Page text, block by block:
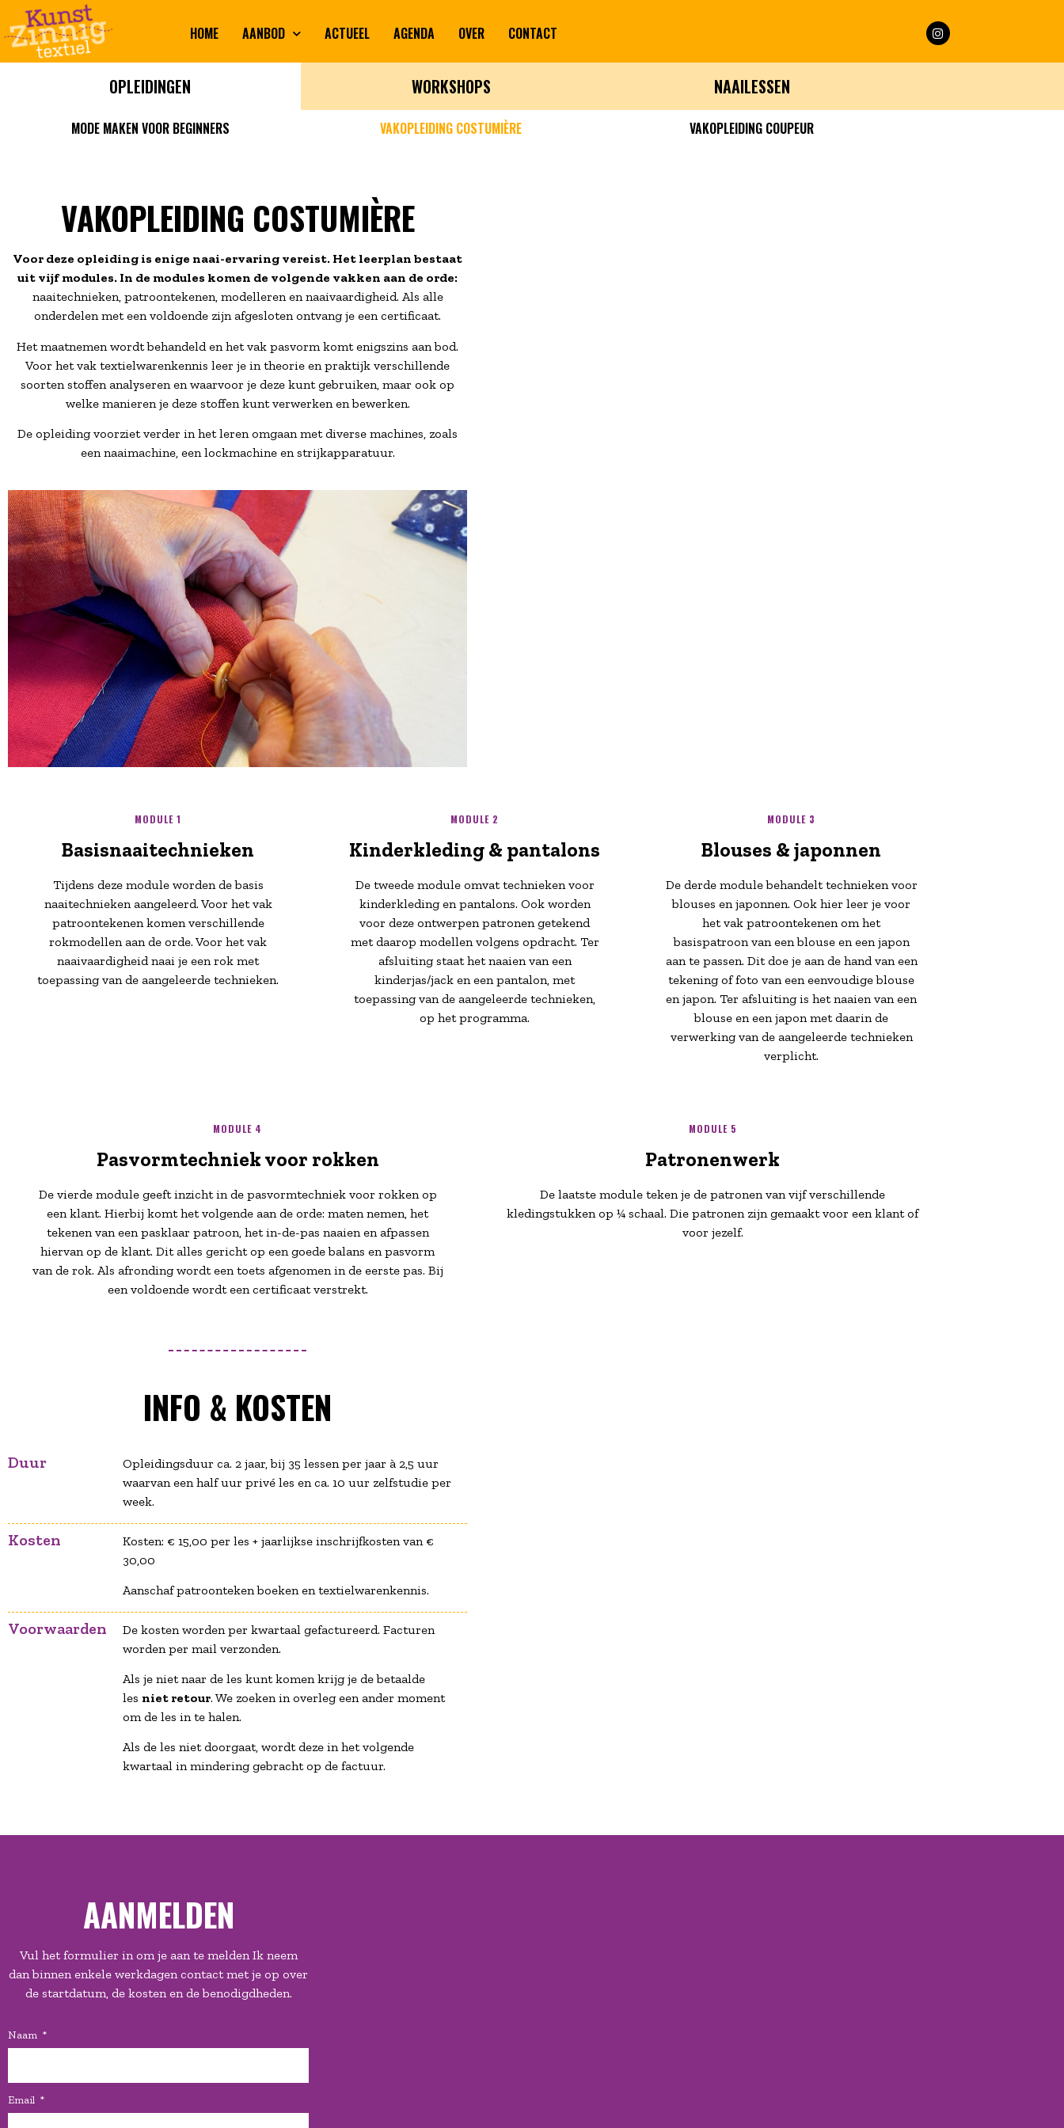
HOME AANBOD ACTUEEL AGENDA OVER CONTACT
OPLEIDINGEN WORKSHOPS NAAILESSEN
MODE MAKEN VOOR BEGINNERS VAKOPLEIDING COSTUMIÈRE VAKOPLEIDING COUPEUR
VAKOPLEIDING COSTUMIÈRE
Voor deze opleiding is enige naai-ervaring vereist. Het leerplan bestaat
uit vijf modules. In de modules komen de volgende vakken aan de orde:
naaitechnieken, patroontekenen, modelleren en naaivaardigheid. Als alle
onderdelen met een voldoende zijn afgesloten ontvang je een certificaat.
Het maatnemen wordt behandeld en het vak pasvorm komt enigszins aan bod.
Voor het vak textielwarenkennis leer je in theorie en praktijk verschillende
soorten stoffen analyseren en waarvoor je deze kunt gebruiken, maar ook op
welke manieren je deze stoffen kunt verwerken en bewerken.
De opleiding voorziet verder in het leren omgaan met diverse machines, zoals
een naaimachine, een lockmachine en strijkapparatuur.
MODULE 1
Basisnaaitechnieken
Tijdens deze module worden de basis
naaitechnieken aangeleerd. Voor het vak
patroontekenen komen verschillende
rokmodellen aan de orde. Voor het vak
naaivaardigheid naai je een rok met
toepassing van de aangeleerde technieken.
MODULE 2
Kinderkleding & pantalons
De tweede module omvat technieken voor
kinderkleding en pantalons. Ook worden
voor deze ontwerpen patronen getekend
met daarop modellen volgens opdracht. Ter
afsluiting staat het naaien van een
kinderjas/jack en een pantalon, met
toepassing van de aangeleerde technieken,
op het programma.
MODULE 3
Blouses & japonnen
De derde module behandelt technieken voor
blouses en japonnen. Ook hier leer je voor
het vak patroontekenen om het
basispatroon van een blouse en een japon
aan te passen. Dit doe je aan de hand van een
tekening of foto van een eenvoudige blouse
en japon. Ter afsluiting is het naaien van een
blouse en een japon met daarin de
verwerking van de aangeleerde technieken
verplicht.
MODULE 4
Pasvormtechniek voor rokken
De vierde module geeft inzicht in de pasvormtechniek voor rokken op
een klant. Hierbij komt het volgende aan de orde: maten nemen, het
tekenen van een pasklaar patroon, het in-de-pas naaien en afpassen
hiervan op de klant. Dit alles gericht op een goede balans en pasvorm
van de rok. Als afronding wordt een toets afgenomen in de eerste pas. Bij
een voldoende wordt een certificaat verstrekt.
MODULE 5
Patronenwerk
De laatste module teken je de patronen van vijf verschillende
kledingstukken op ¼ schaal. Die patronen zijn gemaakt voor een klant of
voor jezelf.
INFO & KOSTEN
Duur
Opleidingsduur ca. 2 jaar, bij 35 lessen per jaar à 2,5 uur
waarvan een half uur privé les en ca. 10 uur zelfstudie per
week.
Kosten
Kosten: € 15,00 per les + jaarlijkse inschrijfkosten van €
30,00
Aanschaf patroonteken boeken en textielwarenkennis.
Voorwaarden
De kosten worden per kwartaal gefactureerd. Facturen
worden per mail verzonden.
Als je niet naar de les kunt komen krijg je de betaalde
les niet retour. We zoeken in overleg een ander moment
om de les in te halen.
Als de les niet doorgaat, wordt deze in het volgende
kwartaal in mindering gebracht op de factuur.
AANMELDEN
Vul het formulier in om je aan te melden Ik neem
dan binnen enkele werkdagen contact met je op over
de startdatum, de kosten en de benodigdheden.
Naam
Email